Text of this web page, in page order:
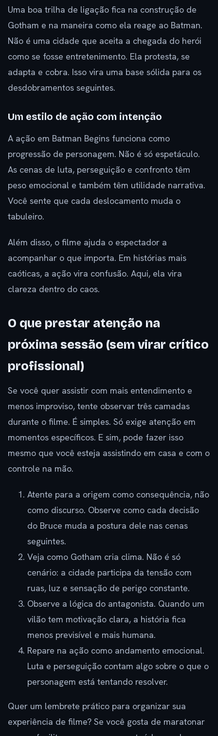
Uma boa trilha de ligação fica na construção de
Gotham e na maneira como ela reage ao Batman.
Não é uma cidade que aceita a chegada do herói
como se fosse entretenimento. Ela protesta, se
adapta e cobra. Isso vira uma base sólida para os
desdobramentos seguintes.
Um estilo de ação com intenção
A ação em Batman Begins funciona como
progressão de personagem. Não é só espetáculo.
As cenas de luta, perseguição e confronto têm
peso emocional e também têm utilidade narrativa.
Você sente que cada deslocamento muda o
tabuleiro.
Além disso, o filme ajuda o espectador a
acompanhar o que importa. Em histórias mais
caóticas, a ação vira confusão. Aqui, ela vira
clareza dentro do caos.
O que prestar atenção na
próxima sessão (sem virar crítico
profissional)
Se você quer assistir com mais entendimento e
menos improviso, tente observar três camadas
durante o filme. É simples. Só exige atenção em
momentos específicos. E sim, pode fazer isso
mesmo que você esteja assistindo em casa e com o
controle na mão.
Atente para a origem como consequência, não
como discurso. Observe como cada decisão
do Bruce muda a postura dele nas cenas
seguintes.
Veja como Gotham cria clima. Não é só
cenário: a cidade participa da tensão com
ruas, luz e sensação de perigo constante.
Observe a lógica do antagonista. Quando um
vilão tem motivação clara, a história fica
menos previsível e mais humana.
Repare na ação como andamento emocional.
Luta e perseguição contam algo sobre o que o
personagem está tentando resolver.
Quer um lembrete prático para organizar sua
experiência de filme? Se você gosta de maratonar